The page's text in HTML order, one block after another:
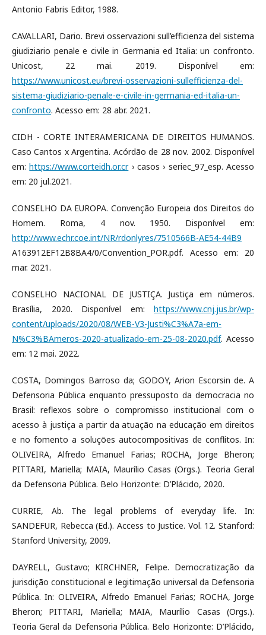
Antonio Fabris Editor, 1988.
CAVALLARI, Dario. Brevi osservazioni sull’efficienza del sistema
giudiziario penale e civile in Germania ed Italia: un confronto.
Unicost, 22 mai. 2019. Disponível em:
https://www.unicost.eu/brevi-osservazioni-sullefficienza-del-
sistema-giudiziario-penale-e-civile-in-germania-ed-italia-un-
confronto. Acesso em: 28 abr. 2021.
CIDH - CORTE INTERAMERICANA DE DIREITOS HUMANOS.
Caso Cantos x Argentina. Acórdão de 28 nov. 2002. Disponível
em:https://www.corteidh.or.cr› casos › seriec_97_esp. Acesso
em: 20 jul.2021.
CONSELHO DA EUROPA. Convenção Europeia dos Direitos do
Homem. Roma, 4 nov. 1950. Disponível em:
http://www.echr.coe.int/NR/rdonlyres/7510566B-AE54-44B9
A163912EF12B8BA4/0/Convention_POR.pdf. Acesso em: 20
mar. 2021.
CONSELHO NACIONAL DE JUSTIÇA. Justiça em números.
Brasília, 2020. Disponível em: https://www.cnj.jus.br/wp-
content/uploads/2020/08/WEB-V3-Justi%C3%A7a-em-
N%C3%BAmeros-2020-atualizado-em-25-08-2020.pdf. Acesso
em: 12 mai. 2022.
COSTA, Domingos Barroso da; GODOY, Arion Escorsin de. A
Defensoria Pública enquanto pressuposto da democracia no
Brasil: reflexos sobre o compromisso institucional com o
acesso à justiça a partir da atuação na educação em direitos
e no fomento a soluções autocompositivas de conflitos. In:
OLIVEIRA, Alfredo Emanuel Farias; ROCHA, Jorge Bheron;
PITTARI, Mariella; MAIA, Maurílio Casas (Orgs.). Teoria Geral
da Defensoria Pública. Belo Horizonte: D’Plácido, 2020.
CURRIE, Ab. The legal problems of everyday life. In:
SANDEFUR, Rebecca (Ed.). Access to Justice. Vol. 12. Stanford:
Stanford University, 2009.
DAYRELL, Gustavo; KIRCHNER, Felipe. Democratização da
jurisdição constitucional e legitimação universal da Defensoria
Pública. In: OLIVEIRA, Alfredo Emanuel Farias; ROCHA, Jorge
Bheron; PITTARI, Mariella; MAIA, Maurílio Casas (Orgs.).
Teoria Geral da Defensoria Pública. Belo Horizonte: D’Plácido,